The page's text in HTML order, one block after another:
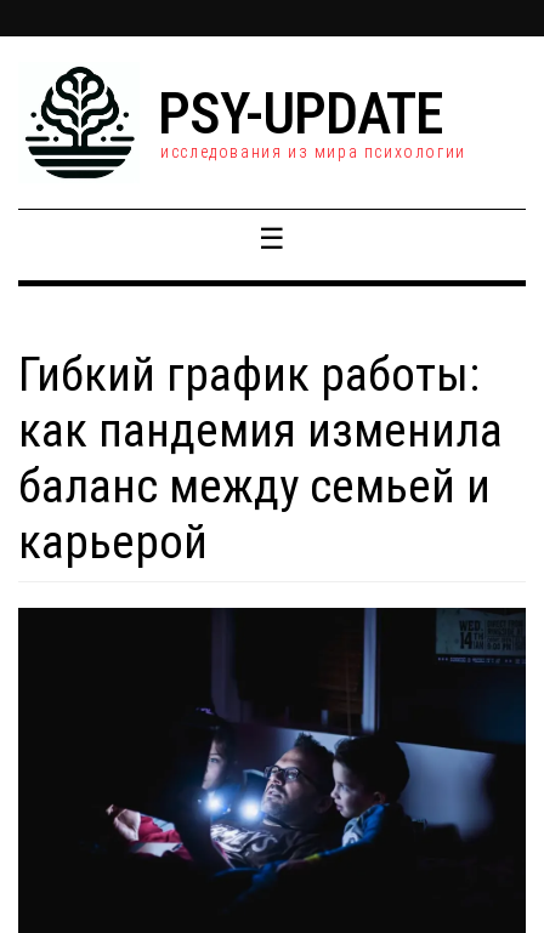
PSY-UPDATE
исследования из мира психологии
☰
Гибкий график работы:
как пандемия изменила
баланс между семьей и
карьерой